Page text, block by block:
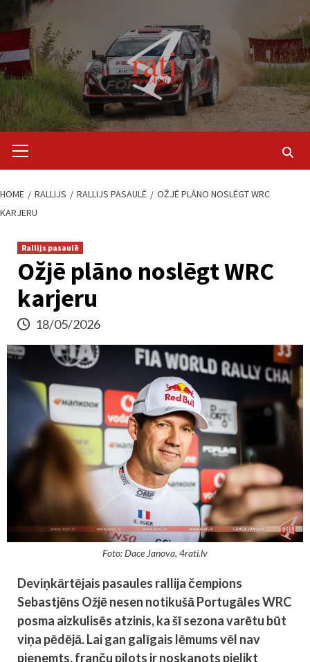
content
Menu
HOME RALLIJS RALLIJS PASAULĒ
OŽJĒ PLĀNO NOSLĒGT WRC
KARJERU
Rallijs pasaulē
Ožjē plāno noslēgt WRC
karjeru
18/05/2026
Foto: Dace Janova, 4rati.lv
Deviņkārtējais pasaules rallija čempions
Sebastjēns Ožjē nesen notikušā Portugāles WRC
posma aizkulisēs atzinis, ka šī sezona varētu būt
viņa pēdējā. Lai gan galīgais lēmums vēl nav
pieņemts, franču pilots ir noskaņots pielikt